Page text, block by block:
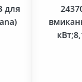
для